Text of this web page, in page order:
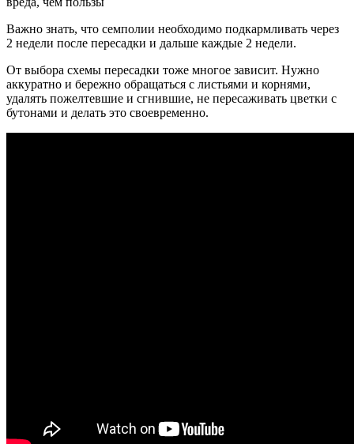
Важно знать, что семполии необходимо подкармливать через
2 недели после пересадки и дальше каждые 2 недели.
От выбора схемы пересадки тоже многое зависит. Нужно
аккуратно и бережно обращаться с листьями и корнями,
удалять пожелтевшие и сгнившие, не пересаживать цветки с
бутонами и делать это своевременно.